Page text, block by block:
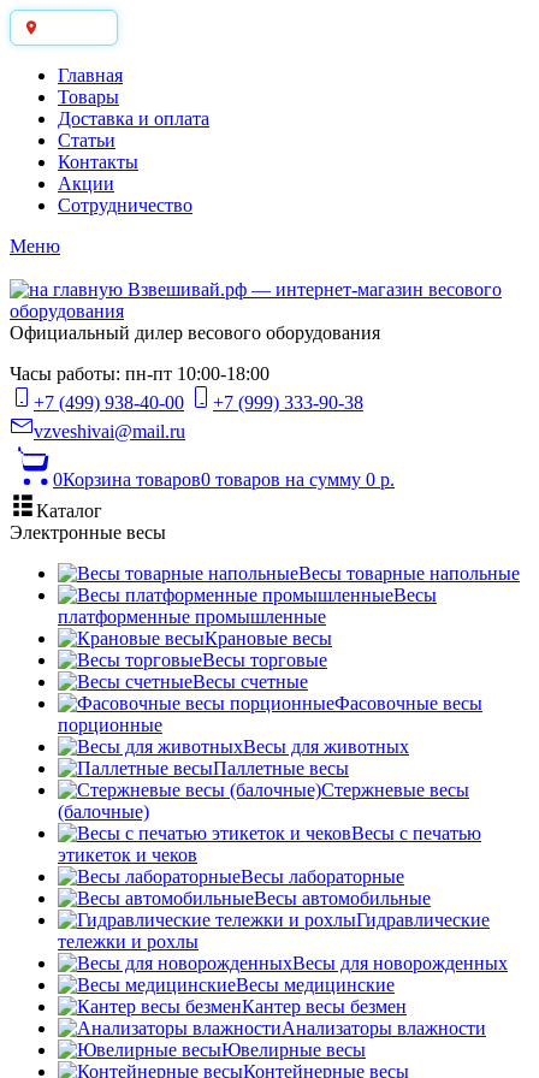
Главная
Товары
Доставка и оплата
Статьи
Контакты
Акции
Сотрудничество
Меню
Официальный дилер весового оборудования
Часы работы: пн-пт 10:00-18:00
+7 (499) 938-40-00
+7 (999) 333-90-38
vzveshivai@mail.ru
0Корзина товаров0 товаров на сумму 0 р.
Каталог
Электронные весы
Весы товарные напольные
Весы
платформенные промышленные
Крановые весы
Весы торговые
Весы счетные
Фасовочные весы
порционные
Весы для животных
Паллетные весы
Стержневые весы
(балочные)
Весы c печатью
этикеток и чеков
Весы лабораторные
Весы автомобильные
Гидравлические
тележки и рохлы
Весы для новорожденных
Весы медицинские
Кантер весы безмен
Анализаторы влажности
Ювелирные весы
Контейнерные весы